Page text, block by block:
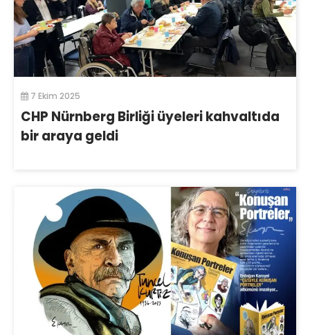
7 Ekim 2025
CHP Nürnberg Birliği üyeleri kahvaltıda
bir araya geldi